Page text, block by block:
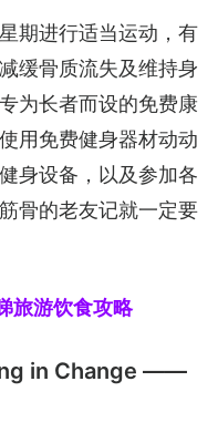
期进行适当运动，有
缓骨质流失及维持身
为长者而设的免费康
用免费健身器材动动
身设备，以及参加各
骨的老友记就一定要
旅游饮食攻略
in Change ——